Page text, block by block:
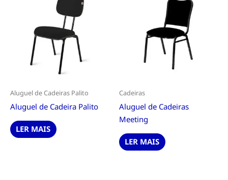
Aluguel de Cadeiras Palito
Aluguel de Cadeira Palito
LER MAIS
Cadeiras
Aluguel de Cadeiras
Meeting
LER MAIS